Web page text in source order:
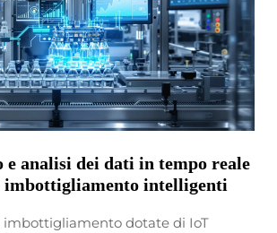
analisi dei dati in tempo reale
imbottigliamento intelligenti
imbottigliamento dotate di IoT